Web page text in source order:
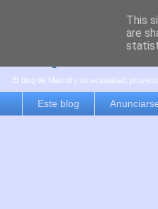
es por
El blog de Madrid y su actualidad,
Este blog
This
are